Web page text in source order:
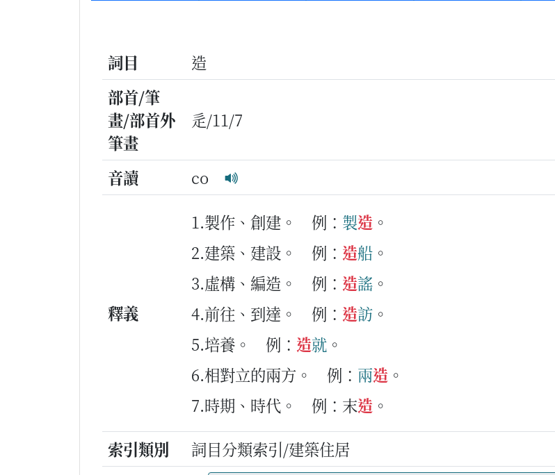
詞目
造
部首/筆
畫/部首外
筆畫
辵/11/7
音讀 co
釋義
1.製作、創建。 例： 製造 。
2.建築、建設。
例： 造船 。
3.虛構、編造。
例： 造謠 。
4.前往、到達。
例： 造訪 。
5.培養。
例： 造就 。
6.相對立的兩方。
例： 兩造 。
7.時期、時代。
例：末造 。
索引類別
詞目分類索引/建築住居